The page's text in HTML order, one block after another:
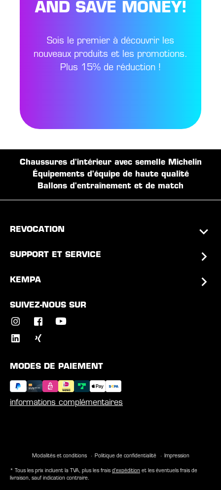
AND SAVE MONEY!
Sois le premier à découvrir les
nouveaux produits et les promotions.
Plus 15% de réduction !
Chaussures d'intérieur avec semelle Michelin
Équipements d'équipe de haute qualité
Ballons d'entraînement et de match
REVOCATION
SUPPORT ET SERVICE
KEMPA
SUIVEZ-NOUS SUR
MODES DE PAIEMENT
informations complémentaires
Modalités et conditions Politique de confidentialité Impression
* Tous les prix incluent la TVA, plus les frais d'expédition et les éventuels frais de
livraison, sauf indication contraire.